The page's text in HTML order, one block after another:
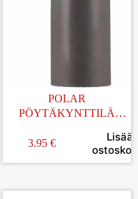
POLAR
PÖYTÄKYNTTILÄ
3.95 €
Lisää